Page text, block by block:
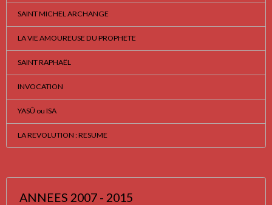
SAINT MICHEL ARCHANGE
LA VIE AMOUREUSE DU PROPHETE
SAINT RAPHAËL
INVOCATION
YASÛ ou ISA
LA REVOLUTION : RESUME
ANNEES 2007 - 2015